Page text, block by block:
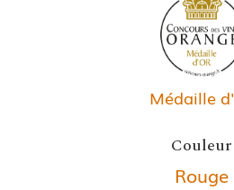
Médaille
Couleur
Rouge